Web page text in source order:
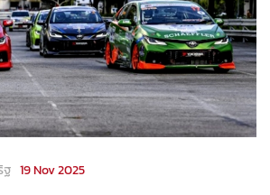
ฐ 19 Nov 2025